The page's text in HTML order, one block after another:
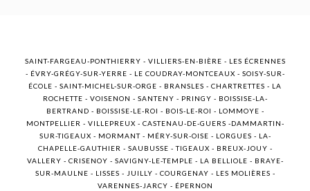
SAINT-FARGEAU-PONTHIERRY - VILLIERS-EN-BIÈRE - LES ÉCRENNES
- ÉVRY-GRÉGY-SUR-YERRE - LE COUDRAY-MONTCEAUX - SOISY-SUR-
ÉCOLE - SAINT-MICHEL-SUR-ORGE - BRANSLES - CHARTRETTES - LA
ROCHETTE - VOISENON - SANTENY - PRINGY - BOISSISE-LA-
BERTRAND - BOISSISE-LE-ROI - BOIS-LE-ROI - LOMMOYE -
MONTPELLIER - VILLEPREUX - CASTENAU-DE-GUERS -DAMMARTIN-
SUR-TIGEAUX - MORMANT - MÉRY-SUR-OISE - LORGUES - LA-
CHAPELLE-GAUTHIER - SAUBUSSE - TIGEAUX - BREUX-JOUY -
VALLERY - CRISENOY - SAVIGNY-LE-TEMPLE - LA BELLIOLE - BRAYE-
SUR-MAULNE - LISSES - JUILLY - COURGENAY - LES MOLIÈRES -
VARENNES-JARCY - ÉPERNON